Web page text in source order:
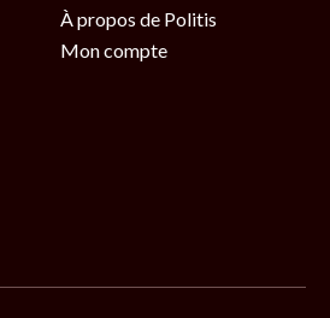
À propos de Politis
Mon compte